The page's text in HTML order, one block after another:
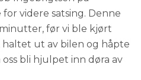
videre satsing. Denne
før vi ble kjørt
haltet ut av bilen og håpte
bli hjulpet inn døra av